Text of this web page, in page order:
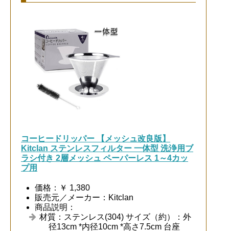
コーヒードリッパー 【メッシュ改良版】
Kitclan ステンレスフィルター 一体型 洗浄用ブ
ラシ付き 2層メッシュ ペーパーレス 1～4カッ
プ用
価格：￥ 1,380
販売元／メーカー：Kitclan
商品説明：
材質：ステンレス(304) サイズ（約）：外
径13cm *内径10cm *高さ7.5cm 台座